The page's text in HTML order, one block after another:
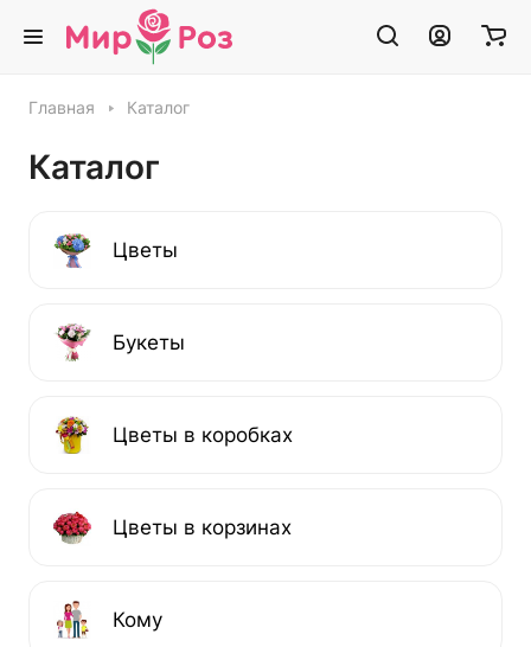
Главная Каталог
Каталог
Цветы
Букеты
Цветы в коробках
Цветы в корзинах
Кому